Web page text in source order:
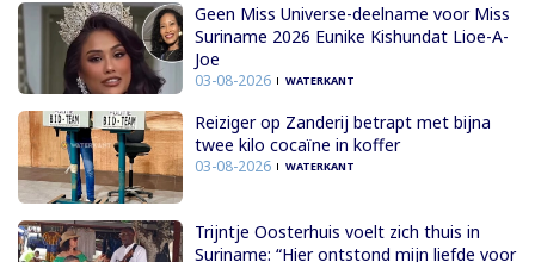
Geen Miss Universe-deelname voor Miss
Suriname 2026 Eunike Kishundat Lioe-A-
Joe
03-08-2026 WATERKANT
Reiziger op Zanderij betrapt met bijna
twee kilo cocaïne in koffer
03-08-2026 WATERKANT
Trijntje Oosterhuis voelt zich thuis in
Suriname: “Hier ontstond mijn liefde voor